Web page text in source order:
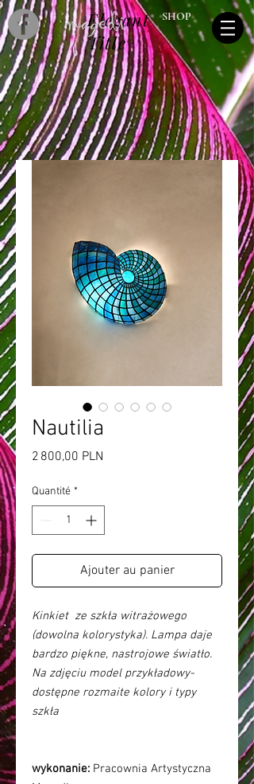
SHOP
Elegant
Title
Nautilia
2 800,00 PLN
Quantité *
Ajouter au panier
Kinkiet ze szkła witrażowego
(dowolna kolorystyka). Lampa daje
bardzo piękne, nastrojowe światło.
Na zdjęciu model przykładowy-
dostępne rozmaite kolory i typy
szkła
wykonanie: Pracownia Artystyczna